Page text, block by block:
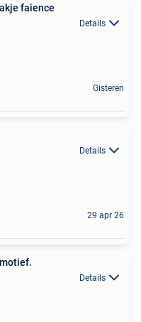
faience
Details
Gisteren
Details
29 apr 26
Details